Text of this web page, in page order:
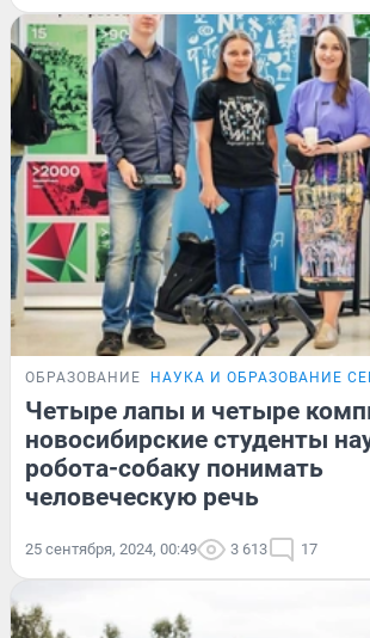
ОБРАЗОВАНИЕ НАУКА И ОБРАЗОВАНИЕ
Четыре лапы и четыре
новосибирские студенты
робота-собаку понимать
человеческую речь
25 сентября, 2024, 00:49 3 613 17